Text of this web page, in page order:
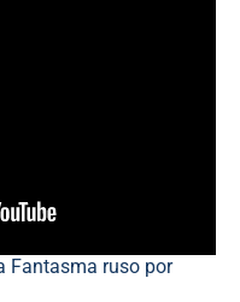
Fantasma ruso por